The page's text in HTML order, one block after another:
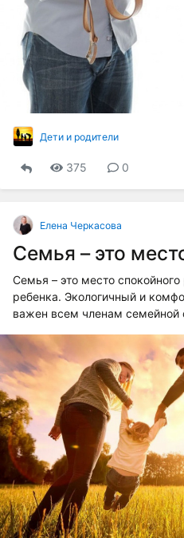
Дети и родители
375 0
Елена Черкасова
Семья – это
Семья – это место
ребенка. Экологичный и
важен всем членам семейной